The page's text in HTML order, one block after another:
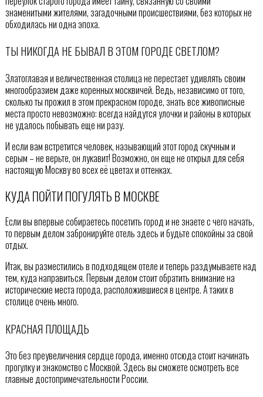
знаменитыми жителями, загадочными происшествиями, без которых не
обходилась ни одна эпоха.
ТЫ НИКОГДА НЕ БЫВАЛ В ЭТОМ ГОРОДЕ СВЕТЛОМ?
Златоглавая и величественная столица не перестает удивлять своим
многообразием даже коренных москвичей. Ведь, независимо от того,
сколько ты прожил в этом прекрасном городе, знать все живописные
места просто невозможно: всегда найдутся улочки и районы в которых
не удалось побывать еще ни разу.
И если вам встретится человек, называющий этот город скучным и
серым – не верьте, он лукавит! Возможно, он еще не открыл для себя
настоящую Москву во всех её цветах и оттенках.
КУДА ПОЙТИ ПОГУЛЯТЬ В МОСКВЕ
Если вы впервые собираетесь посетить город и не знаете с чего начать,
то первым делом забронируйте отель здесь и будьте спокойны за свой
отдых.
Итак, вы разместились в подходящем отеле и теперь раздумываете над
тем, куда направиться. Первым делом стоит обратить внимание на
исторические места города, расположившиеся в центре. А таких в
столице очень много.
КРАСНАЯ ПЛОЩАДЬ
Это без преувеличения сердце города, именно отсюда стоит начинать
прогулку и знакомство с Москвой. Здесь вы сможете осмотреть все
главные достопримечательности России.